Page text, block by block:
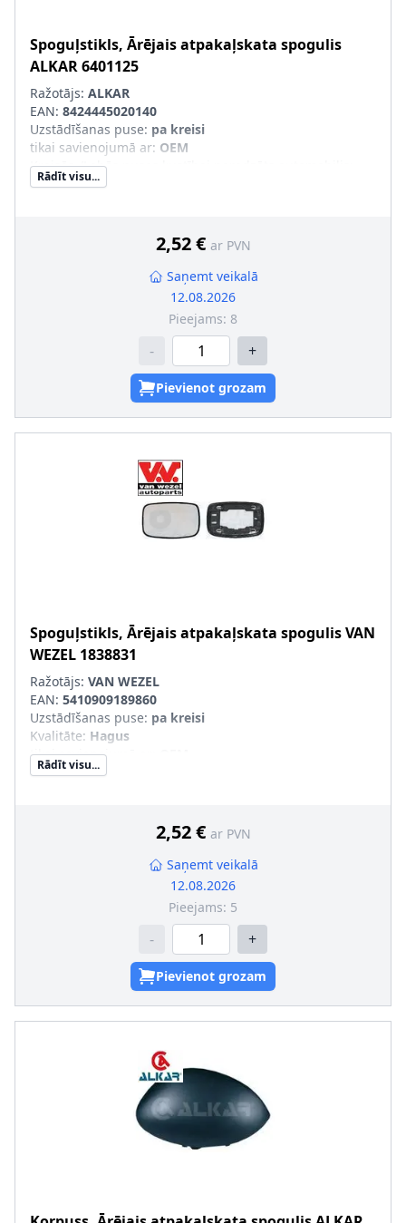
Spoguļstikls, Ārējais atpakaļskata spogulis
ALKAR6401125
Ražotājs: ALKAR
EAN: 8424445020140
Uzstādīšanas puse: pa kreisi
tikai savienojumā ar: OEM
Kreisās-/Labās puses kustībai paredzēts automobilis
Kreisāspuses stūres vadībai
Rādīt visu...
2,52 € ar PVN
Saņemt veikalā
12.08.2026
Pieejams: 8
- +
Pievienot grozam
Spoguļstikls, Ārējais atpakaļskata spogulisVAN
WEZEL 1838831
Ražotājs: VAN WEZEL
EAN: 5410909189860
Uzstādīšanas puse: pa kreisi
Kvalitāte: Hagus
tikai savienojumā ar
Ārējais-/Iekšējais spogulis
Rādīt visu...
2,52 € ar PVN
Saņemt veikalā
12.08.2026
Pieejams: 5
- +
Pievienot grozam